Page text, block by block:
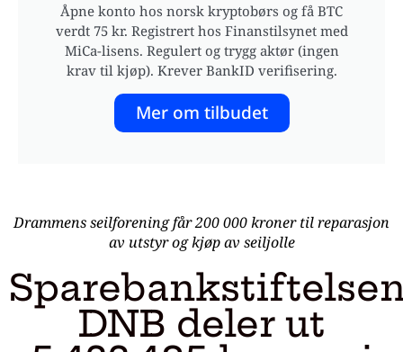
Åpne konto hos norsk kryptobørs og få BTC
verdt 75 kr. Registrert hos Finanstilsynet med
MiCa-lisens. Regulert og trygg aktør (ingen
krav til kjøp). Krever BankID verifisering.
Mer om tilbudet
Drammens seilforening får 200 000 kroner til reparasjon
av utstyr og kjøp av seiljolle
DNB deler ut